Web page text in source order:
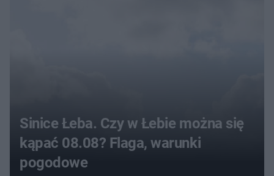
Sinice Łeba. Czy w Łebie można się
kąpać 08.08? Flaga, warunki
pogodowe